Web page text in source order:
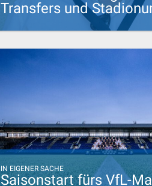
Transfers und
IN EIGENER SACHE
Saisonstart fürs VfL-